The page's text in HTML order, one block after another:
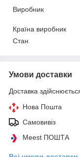
Виробник
Країна виробник
Стан
Умови доставки
Доставка
Нова Пошта
Самовивіз
Meest ПОШТА